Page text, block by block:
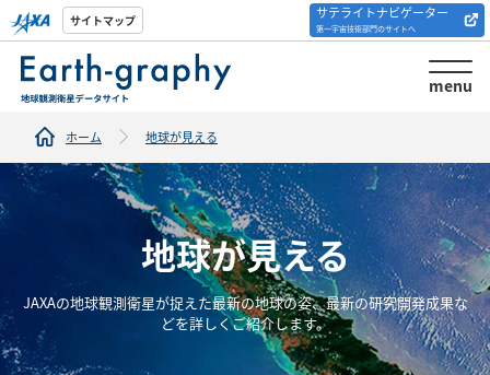
サイトマップ サテライトナビゲーター
第一宇宙技術部門のサイトへ
menu
解析ツール/サイトの
紹介
ホーム 地球が見える
地球が見える
JAXAの地球観測衛星が捉えた最新の地球の姿、最新の研究開発成果な
どを詳しくご紹介します。